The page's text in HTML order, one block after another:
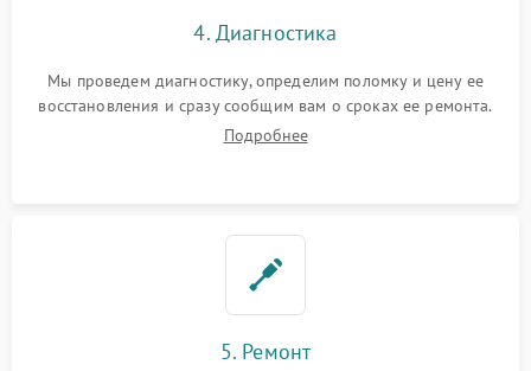
4. Диагностика
Мы проведем диагностику, определим поломку и цену ее
восстановления и сразу сообщим вам о сроках ее ремонта.
Подробнее
5. Ремонт